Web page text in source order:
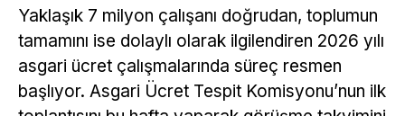
Yaklaşık 7 milyon çalışanı doğrudan, toplumun
tamamını ise dolaylı olarak ilgilendiren 2026 yılı
asgari ücret çalışmalarında süreç resmen
başlıyor. Asgari Ücret Tespit Komisyonu’nun ilk